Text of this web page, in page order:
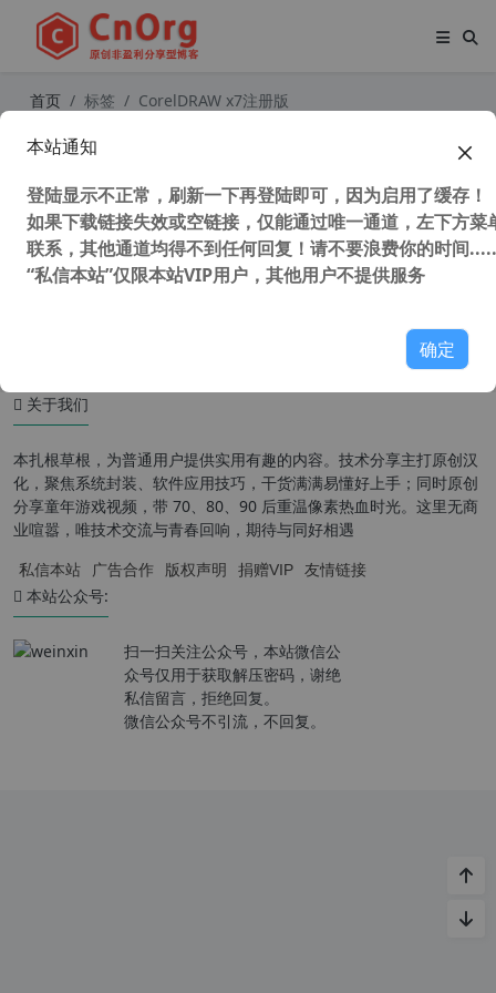
首页 标签 CorelDRAW x7注册版
关于我们
本扎根草根，为普通用户提供实用有趣的内容。技术分享主打原创汉
化，聚焦系统封装、软件应用技巧，干货满满易懂好上手；同时原创
分享童年游戏视频，带 70、80、90 后重温像素热血时光。这里无商
业喧嚣，唯技术交流与青春回响，期待与同好相遇
私信本站 广告合作 版权声明 捐赠VIP 友情链接
本站公众号:
扫一扫关注公众号，本站微信公
众号仅用于获取解压密码，谢绝
私信留言，拒绝回复。
微信公众号不引流，不回复。
本站通知
登陆显示不正常，刷新一下再登陆即可，因为启用了缓存！
如果下载链接失效或空链接，仅能通过唯一通道，左下方菜
联系，其他通道均得不到任何回复！请不要浪费你的时间
“私信本站”仅限本站VIP用户，其他用户不提供服务
确定